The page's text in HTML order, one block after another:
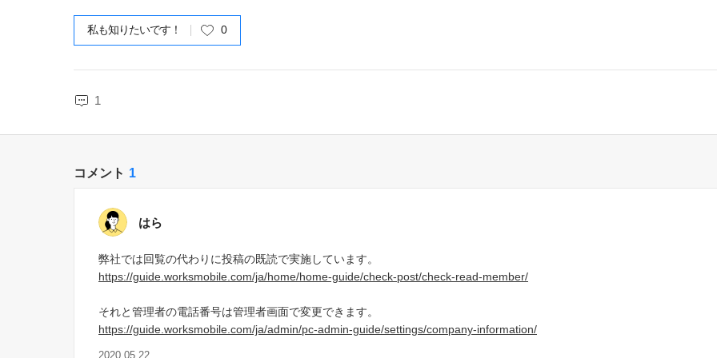
私も知りたいです！ 0
1
コメント 1
はら
弊社では回覧の代わりに投稿の既読で実施しています。
https://guide.worksmobile.com/ja/home/home-guide/check-post/check-read-member/
それと管理者の電話番号は管理者画面で変更できます。
https://guide.worksmobile.com/ja/admin/pc-admin-guide/settings/company-information/
2020.05.22